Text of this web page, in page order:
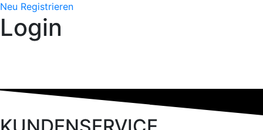
Neu Registrieren
Login